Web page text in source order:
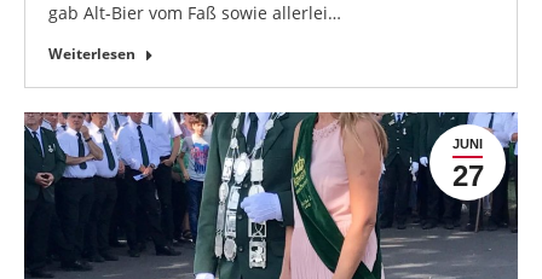
gab Alt-Bier vom Faß sowie allerlei…
Weiterlesen
JUNI
27